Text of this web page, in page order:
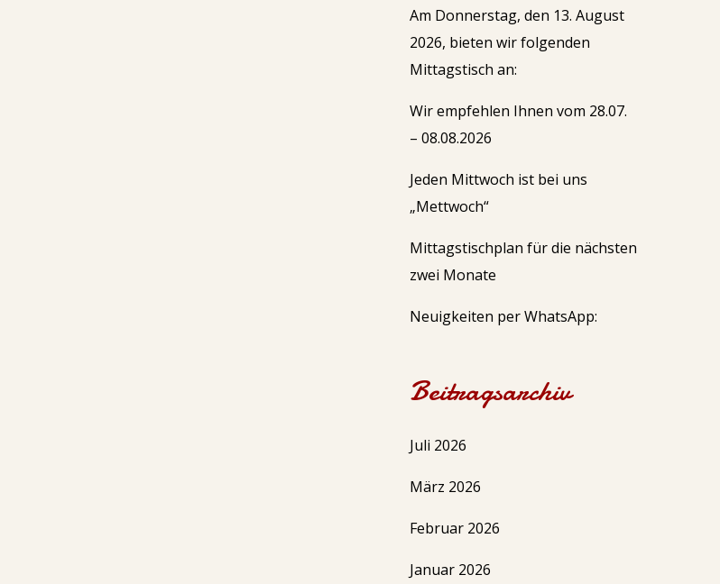
Am Donnerstag, den 13. August
2026, bieten wir folgenden
Mittagstisch an:
Wir empfehlen Ihnen vom 28.07.
– 08.08.2026
Jeden Mittwoch ist bei uns
„Mettwoch“
Mittagstischplan für die nächsten
zwei Monate
Neuigkeiten per WhatsApp:
Beitragsarchiv
Juli 2026
März 2026
Februar 2026
Januar 2026